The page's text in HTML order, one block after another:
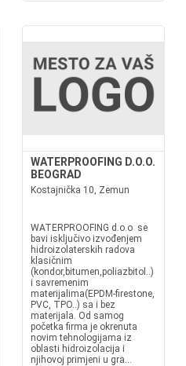
WATERPROOFING D.O.O.
BEOGRAD
Kostajnička 10, Zemun
WATERPROOFING d.o.o se
bavi isključivo izvođenjem
hidroizolaterskih radova
klasičnim
(kondor,bitumen,poliazbitol..)
i savremenim
materijalima(EPDM-firestone,
PVC, TPO..) sa i bez
materijala. Od samog
početka firma je okrenuta
novim tehnologijama iz
oblasti hidroizolacija i
njihovoj primjeni u gra...